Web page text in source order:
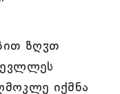
ზღჳთ
იქმნა